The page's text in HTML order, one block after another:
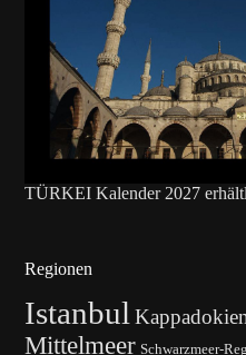
TÜRKEI Kalender 2027
Regionen
Istanbul
Mittelmeer Schwarzmeer-